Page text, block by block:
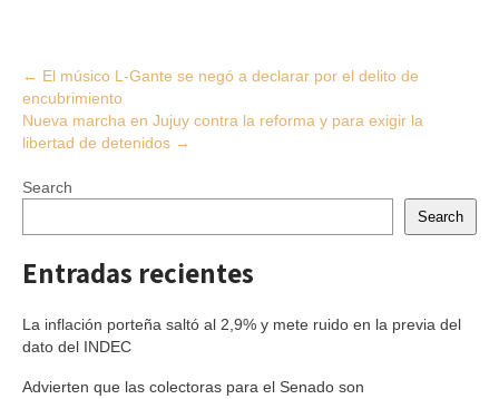
Post
navigation
← El músico L-Gante se negó a declarar por el delito de
encubrimiento
Nueva marcha en Jujuy contra la reforma y para exigir la
libertad de detenidos →
Search
Search
Entradas recientes
La inflación porteña saltó al 2,9% y mete ruido en la previa del
dato del INDEC
Advierten que las colectoras para el Senado son